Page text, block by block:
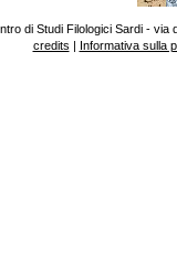
di Studi Filologici Sardi - via
credits | Informativa sulla